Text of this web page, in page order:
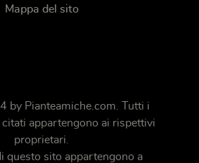
Mappa del sito
by Pianteamiche.com . Tutti i
appartengono ai rispettivi
proprietari.
questo sito appartengono a